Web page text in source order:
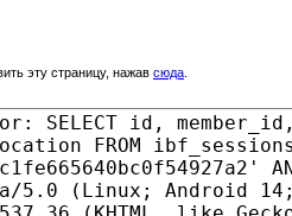
эту страницу, нажав сюда